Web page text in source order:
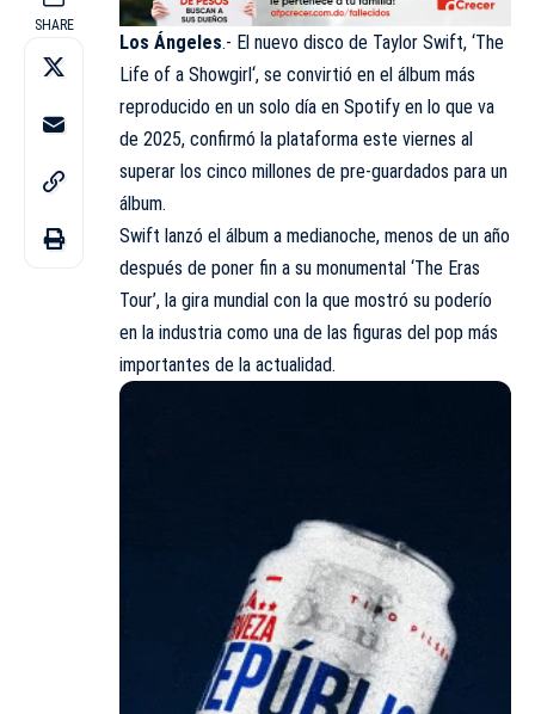
SHARE
Los Ángeles.- El nuevo disco de Taylor Swift, ‘The
Life of a Showgirl‘, se convirtió en el álbum más
reproducido en un solo día en Spotify en lo que va
de 2025, confirmó la plataforma este viernes al
superar los cinco millones de pre-guardados para un
álbum.
Swift lanzó el álbum a medianoche, menos de un año
después de poner fin a su monumental ‘The Eras
Tour’, la gira mundial con la que mostró su poderío
en la industria como una de las figuras del pop más
importantes de la actualidad.